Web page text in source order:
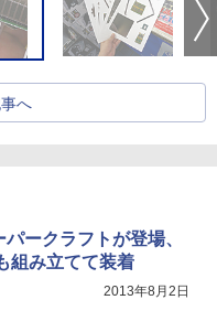
へ
ークラフトが登場、
組み立てて装着
2013年8月2日